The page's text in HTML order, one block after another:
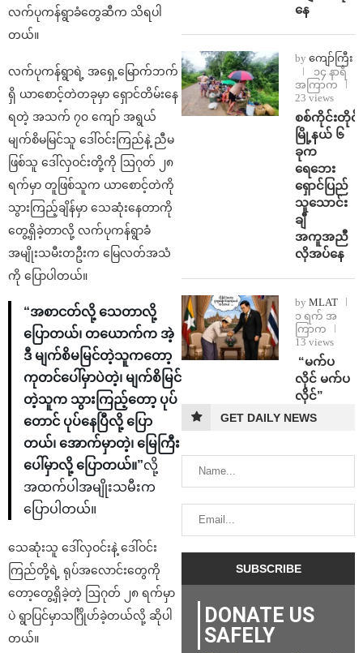
လက်ပုကန်ရွာခံတွေဆီက သိရပါ
တယ်။
လက်ပုကန်ရွာရဲ့ အရှေ့မြောက်ဘက်
ရှိ ယာစောင့်တဲတခုမှာ ရှောင်တိမ်းနေ
ရတဲ့ အသက် ၇၀ ကျော် အရွယ်
မျက်စိမမြင်သူ ဒေါ်ဝင်းကြည်နဲ့ ညီမ
ဖြစ်သူ ဒေါ်လှဝင်းတို့ကို ဩဂုတ် ၂၈
ရက်မှာ တူဖြစ်သူက ယာစောင့်တဲကို
သွားကြည့်ချိန်မှာ သေဆုံးနေတာကို
တွေ့ရှိခဲ့တာလို့ လက်ပုကန်ရွာခံ
အမျိုးသမီးတဦးက မြေလတ်အသံ
ကို ပြောပါတယ်။
“အစာငတ်လို့ သေတာလို့
ပြောတယ်၊ တယောက်က အဲ့
ဒီ မျက်စိမမြင်တဲ့သူကတော့
ကုတင်ပေါ်မှာပဲတဲ့၊ မျက်စိမြင်
တဲ့သူက သွားကြည့်တော့ ပုပ်
တောင် ပုပ်နေပြီလို့ ပြော
တယ်၊ အောက်မှာတဲ့၊ မြေကြီး
ပေါ်မှာလို့ ပြောတယ်။”လို့
အထက်ပါအမျိုးသမီးက
ပြောပါတယ်။
သေဆုံးသူ ဒေါ်လှဝင်းနဲ့ ဒေါ်ဝင်း
ကြည်တို့ရဲ့ ရုပ်အလောင်းတွေကို
တော့တွေ့ရှိခဲ့တဲ့ ဩဂုတ် ၂၈ ရက်မှာ
ပဲ ရွာပြင်မှာသင်္ဂြိုဟ်ခဲ့တယ်လို့ ဆိုပါ
တယ်။
နေ
by ကျော်ကြီး
၁၄ နာရီ
အကြာက
23 views
စစ်ကိုင်းတိုင်း
မြို့နယ် ၆
ခုက
ရေဘေး
ရှောင်ပြည်
သူသောင်း
ချီ
အကူအညီ
လိုအပ်နေ
by MLAT
၁ ရက် အ
ကြာက
13 views
⁨ ⁨“မက်ပ
လိုင် မက်ပ
လိုင်”
GET DAILY NEWS
DONATE US
SAFELY